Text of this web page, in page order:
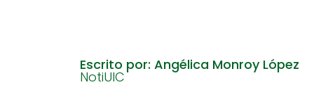
Escrito por: Angélica Monroy López
NotiUIC